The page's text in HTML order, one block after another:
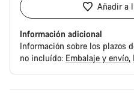
Añadir a
Información adicional
Información sobre los plazos
no incluído: Embalaje y envío